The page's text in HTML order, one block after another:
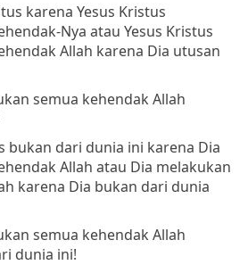
karena Yesus Kristus
Nya atau Yesus Kristus
Allah karena Dia utusan
semua kehendak Allah
bukan dari dunia ini karena Dia
Allah atau Dia melakukan
karena Dia bukan dari dunia
semua kehendak Allah
dunia ini!